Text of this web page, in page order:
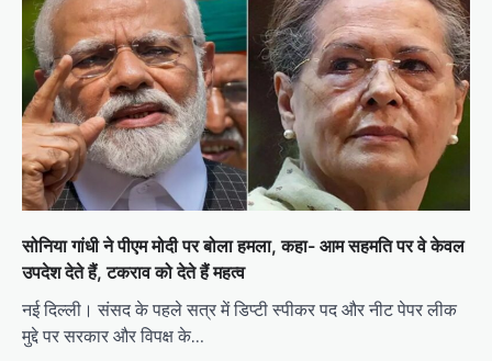
सोनिया गांधी ने पीएम मोदी पर बोला हमला, कहा- आम सहमति पर वे केवल
उपदेश देते हैं, टकराव को देते हैं महत्व
नई दिल्ली। संसद के पहले सत्र में डिप्टी स्पीकर पद और नीट पेपर लीक
मुद्दे पर सरकार और विपक्ष के…